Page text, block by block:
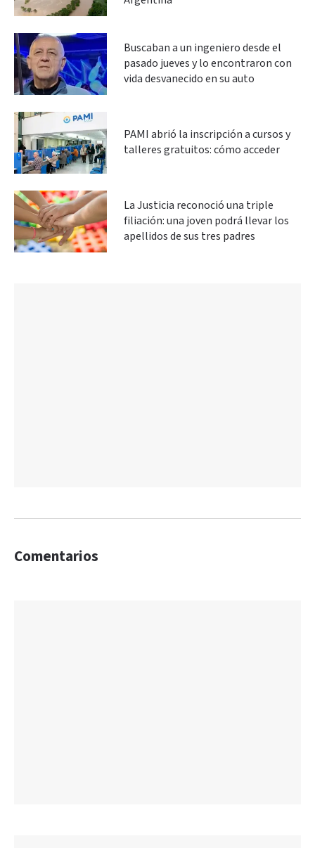
Buscaban a un ingeniero desde el
pasado jueves y lo encontraron con
vida desvanecido en su auto
PAMI abrió la inscripción a cursos y
talleres gratuitos: cómo acceder
La Justicia reconoció una triple
filiación: una joven podrá llevar los
apellidos de sus tres padres
Comentarios